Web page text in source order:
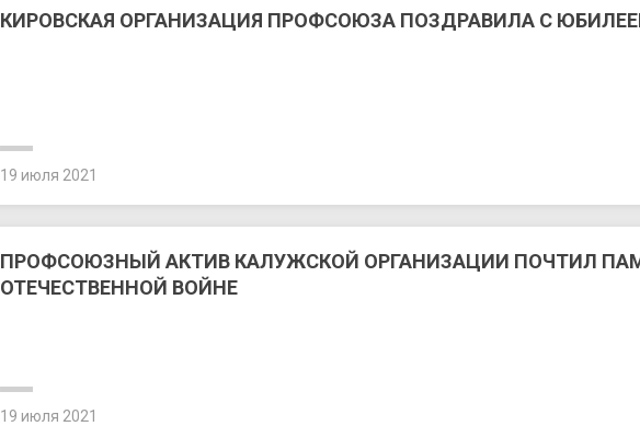
КИРОВСКАЯ ОРГАНИЗАЦИЯ ПРОФСОЮЗА ПОЗДРАВИЛА С
19 июля 2021
ПРОФСОЮЗНЫЙ АКТИВ КАЛУЖСКОЙ ОРГАНИЗАЦИИ ПОЧТИЛ
ОТЕЧЕСТВЕННОЙ ВОЙНЕ
19 июля 2021